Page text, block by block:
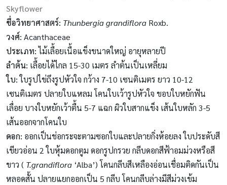
Skyflower
ชื่อวิทยาศาสตร์: Thunbergia grandiflora Roxb.
วงศ์: Acanthaceae
ประเภท:ไม้เลื้อยเนื้อแข็งขนาดใหญ่ อายุหลายปี
ลำต้น: เลื้อยได้ไกล 15-30 เมตร ลำต้นเป็นเหลี่ยม
ใบ:ใบรูปไข่ถึงรูปหัวใจ กว้าง 7-10 เซนติเมตร ยาว 10-12
เซนติเมตร ปลายใบแหลม โคนใบเว้ารูปหัวใจ ขอบใบหยักฟัน
เลื่อย บางใบหยักเว้าตื้น 5-7 แฉก ผิวใบสากแข็ง เส้นใบหลัก 3-5
เส้นออกจากโคนใบ
ดอก: ออกเป็นช่อกระจะตามซอกใบและปลายกิ่งห้อยลง ใบประดับสี
เขียวอ่อน 2 ใบหุ้มดอกตูม ดอกรูปกรวย กลีบดอกสีฟ้าอมม่วงหรือสี
ขาว ( T.grandiflora ‘Alba’) โคนกลีบสีเหลืองอ่อนเชื่อมติดกันเป็น
หลอดสั้น ปลายแยกออกเป็น 5 กลีบ โคนกลีบล่างมีสีม่วงเข้ม